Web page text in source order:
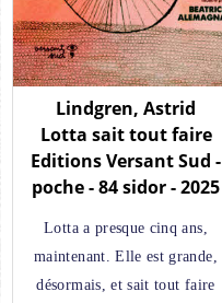
Lindgren, Astrid
Lotta sait tout faire
Editions Versant Sud -
poche - 84 sidor - 2025
Lotta a presque cinq ans,
maintenant. Elle est grande,
désormais, et sait tout faire